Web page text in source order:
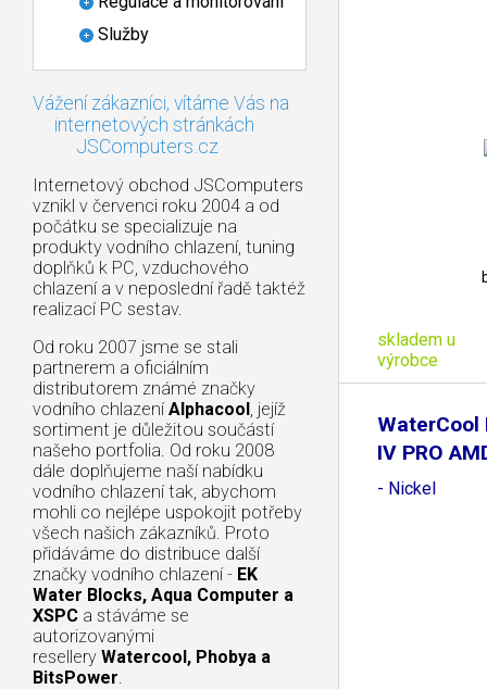
Služby
Vážení zákazníci, vítáme Vás na
internetových stránkách
JSComputers.cz
Internetový obchod JSComputers
vznikl v červenci roku 2004 a od
počátku se specializuje na
produkty vodního chlazení, tuning
doplňků k PC, vzduchového
chlazení a v neposlední řadě taktéž
realizací PC sestav.
Od roku 2007 jsme se stali
partnerem a oficiálním
distributorem známé značky
vodního chlazení Alphacool, jejíž
sortiment je důležitou součástí
našeho portfolia. Od roku 2008
dále doplňujeme naší nabídku
vodního chlazení tak, abychom
mohli co nejlépe uspokojit potřeby
všech našich zákazníků. Proto
přidáváme do distribuce další
značky vodního chlazení - EK
Water Blocks, Aqua Computer a
XSPC a stáváme se
autorizovanými
resellery Watercool, Phobya a
BitsPower.
skladem u
výrobce
WaterCool
IV PRO
- Nickel